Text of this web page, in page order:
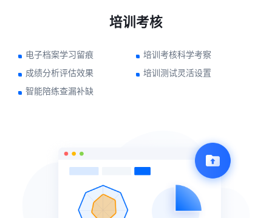
培训考核
电子档案学习留痕
培训考核科学考察
成绩分析评估效果
培训测试灵活设置
智能陪练查漏补缺